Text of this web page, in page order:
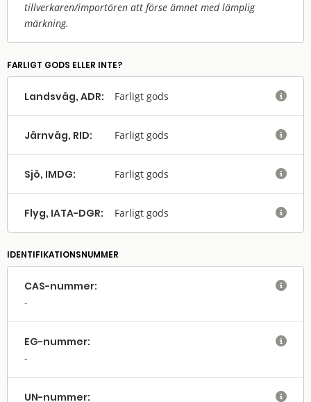
tillverkaren/importören att förse ämnet med lämplig
märkning.
FARLIGT GODS ELLER INTE?
Landsväg, ADR: Farligt gods 
Järnväg, RID: Farligt gods 
Sjö, IMDG: Farligt gods 
Flyg, IATA-DGR: Farligt gods 
IDENTIFIKATIONSNUMMER
CAS-nummer: 
EG-nummer: 
UN-nummer: 